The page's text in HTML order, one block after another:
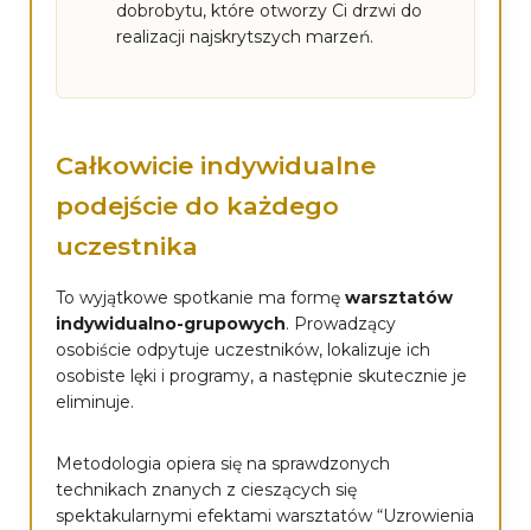
dobrobytu, które otworzy Ci drzwi do
realizacji najskrytszych marzeń.
Całkowicie indywidualne
podejście do każdego
uczestnika
To wyjątkowe spotkanie ma formę warsztatów
indywidualno-grupowych. Prowadzący
osobiście odpytuje uczestników, lokalizuje ich
osobiste lęki i programy, a następnie skutecznie je
eliminuje.
Metodologia opiera się na sprawdzonych
technikach znanych z cieszących się
spektakularnymi efektami warsztatów “Uzrowienia